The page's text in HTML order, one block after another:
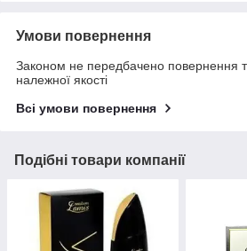
Умови повернення
Законом не передбачено повернення
належної якості
Всі умови повернення
Подібні товари компанії